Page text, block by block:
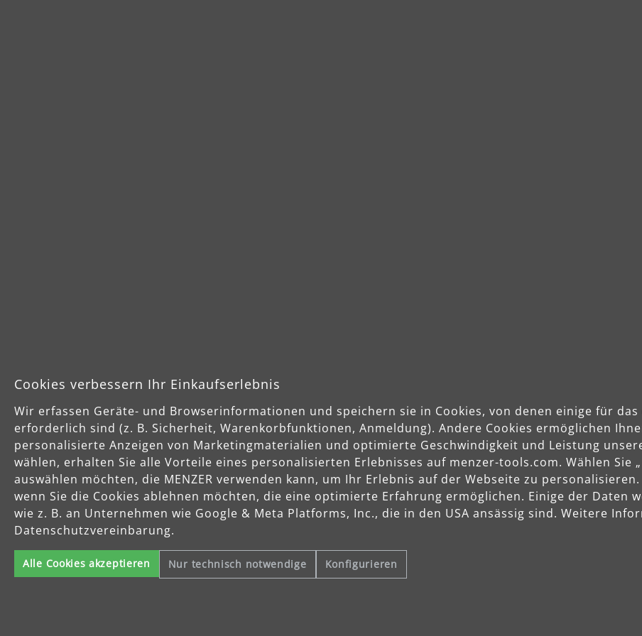
Im Trockenbau sind sie
Deckenschleifer. Je nach
Cookies verbessern Ihr Einkaufserlebnis
Wir erfassen Geräte- und Browserinformationen und speichern sie in Cookies, von denen einige für
erforderlich sind (z. B. Sicherheit, Warenkorbfunktionen, Anmeldung). Andere Cookies ermöglichen
personalisierte Anzeigen von Marketingmaterialien und optimierte Geschwindigkeit und Leistung
wählen, erhalten Sie alle Vorteile eines personalisierten Erlebnisses auf menzer-tools.com. Wählen Sie
auswählen möchten, die MENZER verwenden kann, um Ihr Erlebnis auf der Webseite zu
wenn Sie die Cookies ablehnen möchten, die eine optimierte Erfahrung ermöglichen. Einige der Daten
wie z. B. an Unternehmen wie Google & Meta Platforms, Inc., die in den USA ansässig sind. Weitere
Datenschutzvereinbarung.
Alle Cookies akzeptieren Nur technisch notwendige Konfigurieren